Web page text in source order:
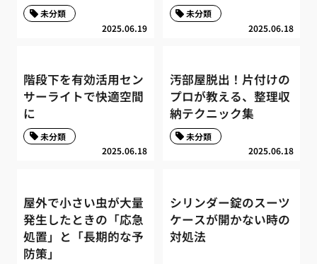
2025.06.19
未分類
2025.06.18
未分類
階段下を有効活用セン
サーライトで快適空間
に
2025.06.18
未分類
汚部屋脱出！片付けの
プロが教える、整理収
納テクニック集
2025.06.18
未分類
屋外で小さい虫が大量
発生したときの「応急
処置」と「長期的な予
防策」
シリンダー錠のスーツ
ケースが開かない時の
対処法